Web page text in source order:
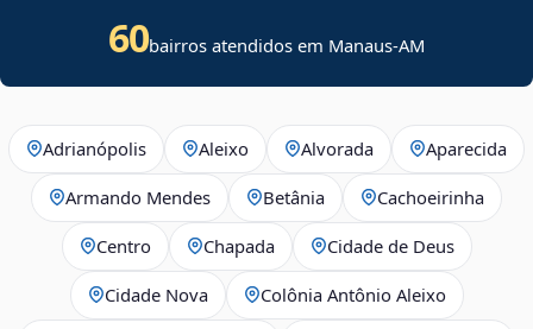
60bairros atendidos em Manaus-AM
Adrianópolis Aleixo Alvorada Aparecida
Armando Mendes Betânia Cachoeirinha
Centro Chapada Cidade de Deus
Cidade Nova Colônia Antônio Aleixo